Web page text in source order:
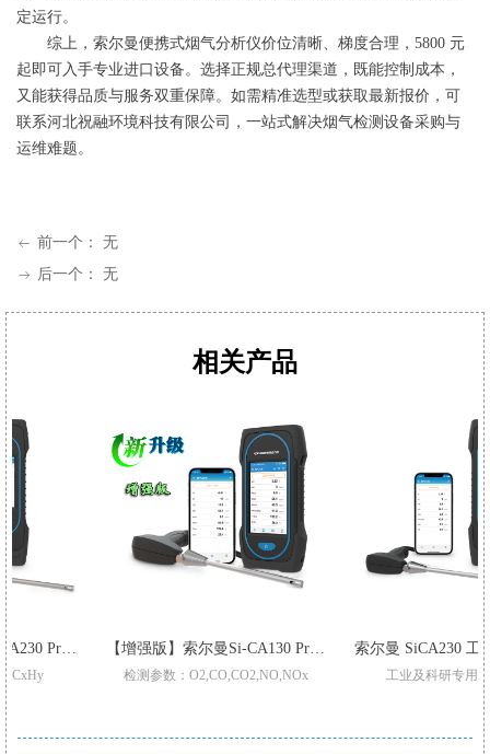
定运行。
综上，索尔曼便携式烟气分析仪价位清晰、梯度合理，5800 元
起即可入手专业进口设备。选择正规总代理渠道，既能控制成本，
又能获得品质与服务双重保障。如需精准选型或获取最新报价，可
联系河北祝融环境科技有限公司，一站式解决烟气检测设备采购与
运维难题。
ꂃ 前一个： 无
ꁹ 后一个： 无
索尔曼Si-CA230 Pro 烟气分析仪 【增强版】索尔曼Si-CA130 Pro 烟气分析仪
检测参数：O2,CO,CO2,NO,NOx
标配2或3组气体传感器O2,CO,和Low NO/Low NOx
工业及科研专用烟气分析仪
适用于不同锅炉,窑炉烟气检测
支持2-6组气体传感器:O2,CO-H2,NO,Low NO,NO2Low NO2,SO2,Low SO2,H2S,和
CO自动稀释和保护量程
相关产品